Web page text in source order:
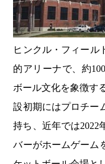
ヒンクル・フィール
的アリーナで、約
ボール文化を象徴す
設初期にはプロチー
持ち、近年では2022
バーがホームゲーム